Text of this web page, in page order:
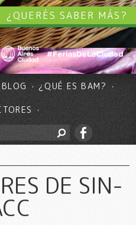
¿QUERÉS SABER MÁS?
BLOG ¿QUÉ ES BAM?
DE SIN-